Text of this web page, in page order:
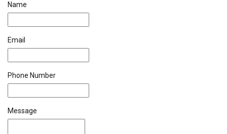
Name
Email
Phone Number
Message